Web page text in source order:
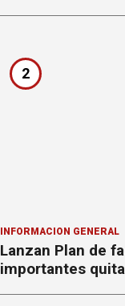
2
INFORMACION GENERAL
Lanzan Plan de
importantes